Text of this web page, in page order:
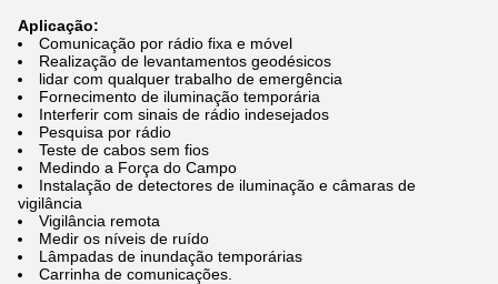
Aplicação:
Comunicação por rádio fixa e móvel
Realização de levantamentos geodésicos
lidar com qualquer trabalho de emergência
Fornecimento de iluminação temporária
Interferir com sinais de rádio indesejados
Pesquisa por rádio
Teste de cabos sem fios
Medindo a Força do Campo
Instalação de detectores de iluminação e câmaras de
vigilância
Vigilância remota
Medir os níveis de ruído
Lâmpadas de inundação temporárias
Carrinha de comunicações.